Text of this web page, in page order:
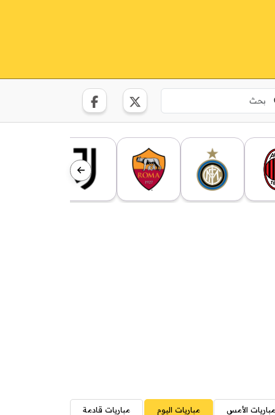
مباريات الأمس مباريات اليوم مباريات قادمة